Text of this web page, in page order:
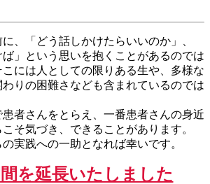
、「どう話しかけたらいいのか」、
ば」という思いを抱くことがあるのでは
には人としての限りある生や、多様な
りの困難さなども含まれているのでは
者さんをとらえ、一番患者さんの身近
そ気づき、できることがあります。
実践への一助となれば幸いです。
を延長いたしました